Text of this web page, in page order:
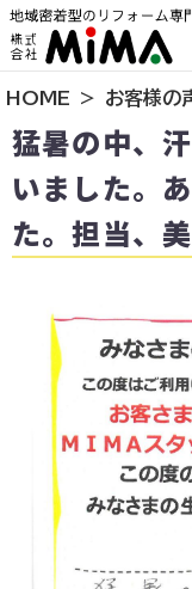
トップページ
選ばれる理由
施工事例
お客様の声
店舗＆モデルハウ
スタッフ紹介
リフォームの流れ
お知らせ
会社概要
HOME お客様の
猛暑の中、
いました。
た。担当、